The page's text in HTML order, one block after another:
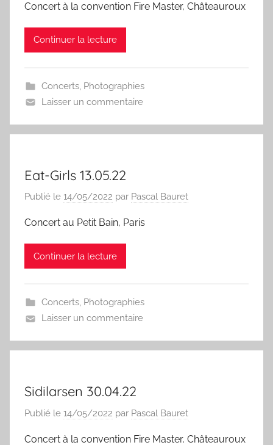
Concert à la convention Fire Master, Châteauroux
Continuer la lecture
Concerts, Photographies
Laisser un commentaire
Eat-Girls 13.05.22
Publié le 14/05/2022 par Pascal Bauret
Concert au Petit Bain, Paris
Continuer la lecture
Concerts, Photographies
Laisser un commentaire
Sidilarsen 30.04.22
Publié le 14/05/2022 par Pascal Bauret
Concert à la convention Fire Master, Châteauroux